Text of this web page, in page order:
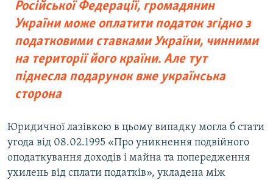
Російської Федерації, громадянин
України може оплатити податок згідно з
податковими ставками України, чинними
на території його країни. Але тут
піднесла подарунок вже українська
сторона
Юридичної лазівкою в цьому випадку могла б стати
угода від 08.02.1995 «Про уникнення подвійного
оподаткування доходів і майна та попередження
ухилень від сплати податків», укладена між